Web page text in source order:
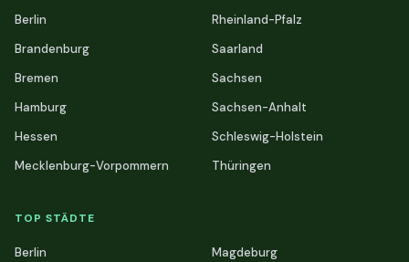
Berlin
Brandenburg
Bremen
Hamburg
Hessen
Mecklenburg-Vorpommern
Rheinland-Pfalz
Saarland
Sachsen
Sachsen-Anhalt
Schleswig-Holstein
Thüringen
TOP STÄDTE
Berlin
Magdeburg